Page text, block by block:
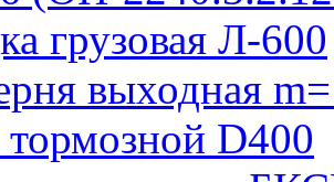
грузовая Л-600
выходная
D400